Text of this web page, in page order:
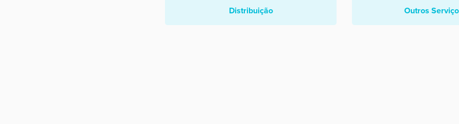
Distribuição Outros